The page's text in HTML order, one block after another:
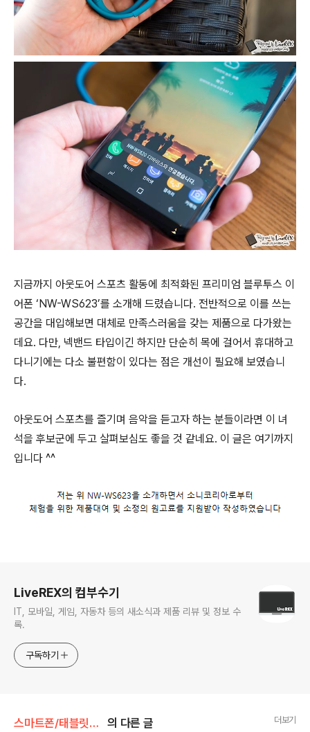
지금까지 아웃도어 스포츠 활동에 최적화된 프리미엄 블루투스 이
어폰 ‘NW-WS623’를 소개해 드렸습니다. 전반적으로 이를 쓰는
공간을 대입해보면 대체로 만족스러움을 갖는 제품으로 다가왔는
데요. 다만, 넥밴드 타입이긴 하지만 단순히 목에 걸어서 휴대하고
다니기에는 다소 불편함이 있다는 점은 개선이 필요해 보였습니
다.
아웃도어 스포츠를 즐기며 음악을 듣고자 하는 분들이라면 이 녀
석을 후보군에 두고 살펴보심도 좋을 것 같네요. 이 글은 여기까지
입니다 ^^
LiveREX의 컴부수기
IT, 모바일, 게임, 자동차 등의 새소식과 제품 리뷰 및 정보 수
록.
구독하기
스마트폰/태블릿PC/웨어러블 리뷰/> 스마트폰&태블릿PC 액세서리 의 다른 글 더보기